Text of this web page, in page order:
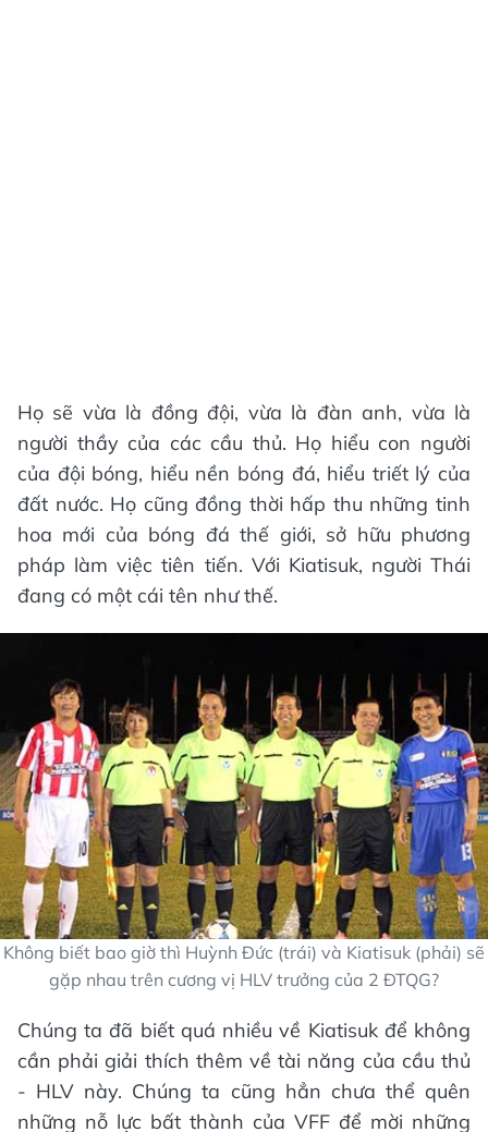
Họ sẽ vừa là đồng đội, vừa là đàn anh, vừa là
người thầy của các cầu thủ. Họ hiểu con người
của đội bóng, hiểu nền bóng đá, hiểu triết lý của
đất nước. Họ cũng đồng thời hấp thu những tinh
hoa mới của bóng đá thế giới, sở hữu phương
pháp làm việc tiên tiến. Với Kiatisuk, người Thái
đang có một cái tên như thế.
Không biết bao giờ thì Huỳnh Đức (trái) và Kiatisuk (phải) sẽ
gặp nhau trên cương vị HLV trưởng của 2 ĐTQG?
Chúng ta đã biết quá nhiều về Kiatisuk để không
cần phải giải thích thêm về tài năng của cầu thủ
- HLV này. Chúng ta cũng hẳn chưa thể quên
những nỗ lực bất thành của VFF để mời những